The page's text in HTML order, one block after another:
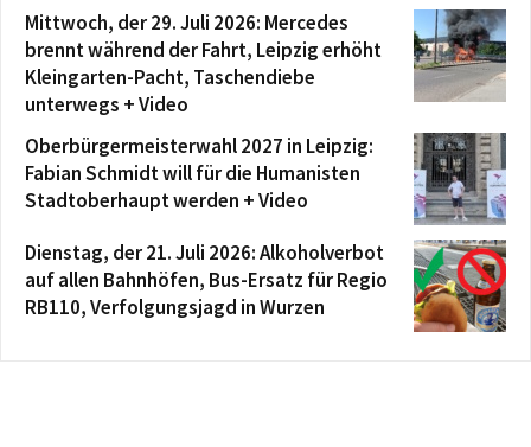
Mittwoch, der 29. Juli 2026: Mercedes
brennt während der Fahrt, Leipzig erhöht
Kleingarten-Pacht, Taschendiebe
unterwegs + Video
Oberbürgermeisterwahl 2027 in Leipzig:
Fabian Schmidt will für die Humanisten
Stadtoberhaupt werden + Video
Dienstag, der 21. Juli 2026: Alkoholverbot
auf allen Bahnhöfen, Bus-Ersatz für Regio
RB110, Verfolgungsjagd in Wurzen